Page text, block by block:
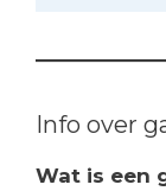
Info over
Wat is een